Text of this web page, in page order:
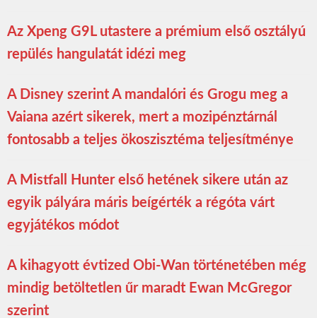
Az Xpeng G9L utastere a prémium első osztályú
repülés hangulatát idézi meg
A Disney szerint A mandalóri és Grogu meg a
Vaiana azért sikerek, mert a mozipénztárnál
fontosabb a teljes ökoszisztéma teljesítménye
A Mistfall Hunter első hetének sikere után az
egyik pályára máris beígérték a régóta várt
egyjátékos módot
A kihagyott évtized Obi-Wan történetében még
mindig betöltetlen űr maradt Ewan McGregor
szerint